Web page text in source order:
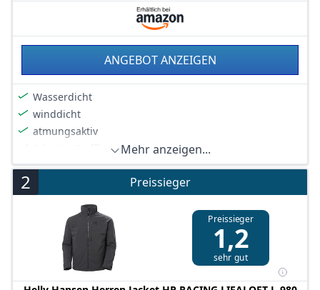
ANGEBOT ANZEIGEN
Wasserdicht
winddicht
atmungsaktiv
2-lagige Stoffkonstruktion
Schnelltrocknend
Mehr anzeigen...
2 Preissieger
Preissieger
1,2
sehr gut